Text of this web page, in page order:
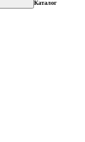
Каталог